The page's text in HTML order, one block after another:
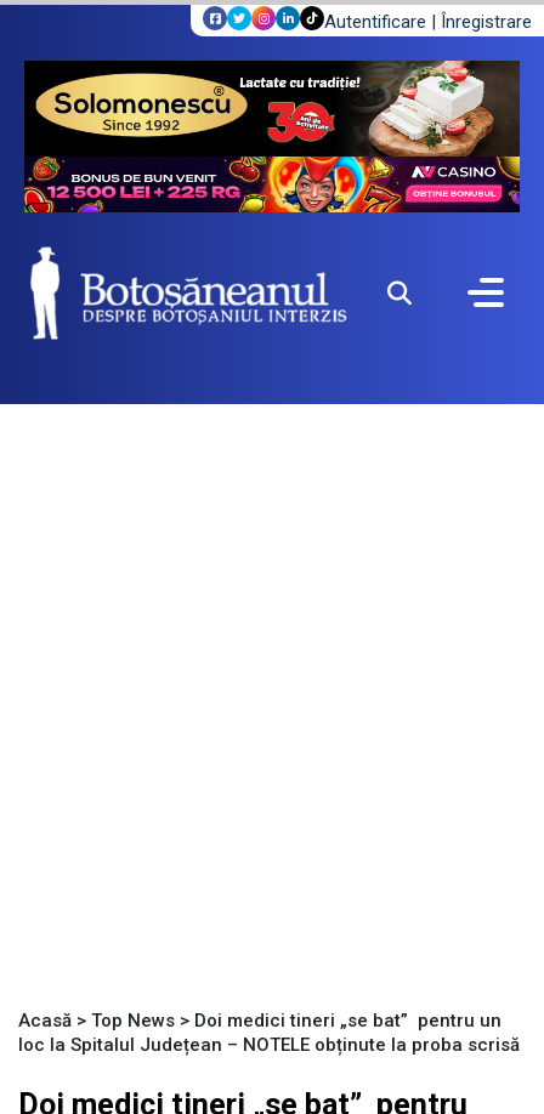
Autentificare | Înregistrare
Acasă > Top News > Doi medici tineri „se bat” pentru un
loc la Spitalul Județean – NOTELE obținute la proba scrisă
Doi medici tineri „se bat” pentru